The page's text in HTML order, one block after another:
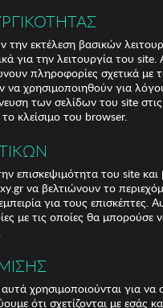
την εκτέλεση βασικών
για την λειτουργία του
πληροφορίες σχετικά με
να χρησιμοποιηθούν για
των σελίδων του site στις
κλείσιμο του browser.
επισκεψιμότητα του site και
να βελτιώνουν το
για τους επισκέπτες.
με τις οποίες θα μπορούσε
χρησιμοποιούνται για
ότι σχετίζονται με εσάς